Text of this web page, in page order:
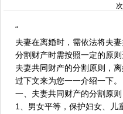
次
“
夫妻在离婚时，需依法将夫
分割财产时需按照一定的原
夫妻共同财产的分割原则，
过下文来为您一一介绍一下。
一、夫妻共同财产的分割原则
1、男女平等，保护妇女、儿